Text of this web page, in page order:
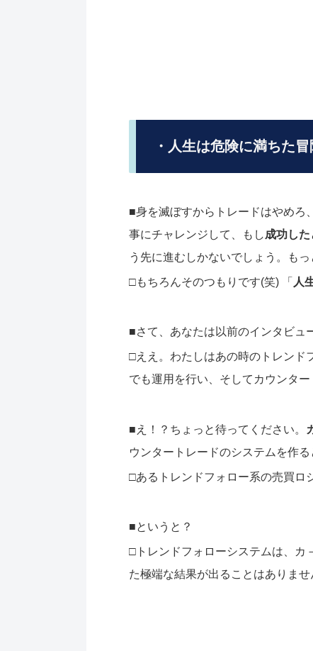
・人生は危険に満ちた
■身を滅ぼすからトレードはやめろ
事にチャレンジして、もし成功し
う先に進むしかないでしょう。も
□もちろんそのつもりです(笑) 「 人
■さて、あなたは以前のインタビュ
□ええ。わたしはあの時のトレンド
でも運用を行い、そしてカウンタ
■え！？ちょっと待ってください。
ウンタートレードのシステムを作る
□あるトレンドフォロー系の売買ロ
■というと？
□トレンドフォローシステムは、カ
た極端な結果が出ることはありませ